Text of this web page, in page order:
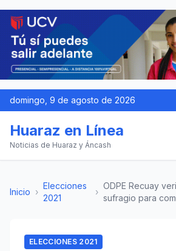
domingo, 9 de agosto de 2026
Huaraz en Línea
Noticias de Huaraz y Áncash
Inicio ›
Elecciones
2021
›
ODPE Recuay
sufragio para
ELECCIONES 2021